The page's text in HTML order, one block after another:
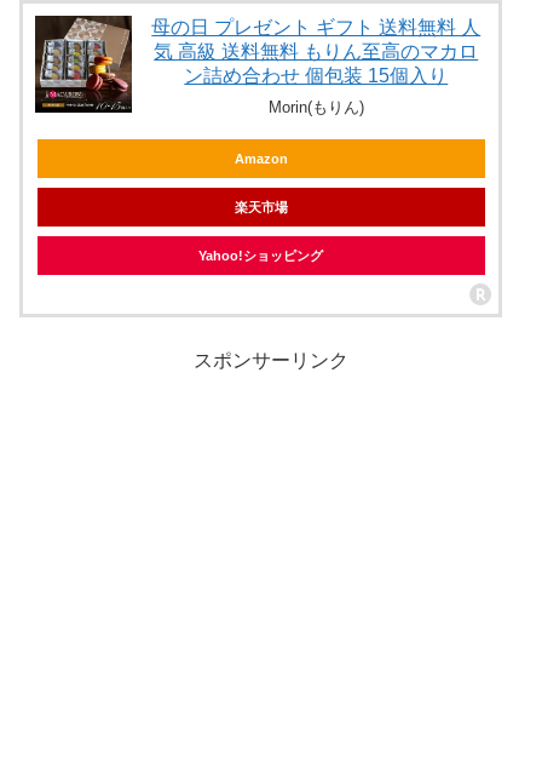
母の日 プレゼント ギフト 送料無料 人
気 高級 送料無料 もりん至高のマカロ
ン詰め合わせ 個包装 15個入り
Morin(もりん)
Amazon
楽天市場
Yahoo!ショッピング
スポンサーリンク